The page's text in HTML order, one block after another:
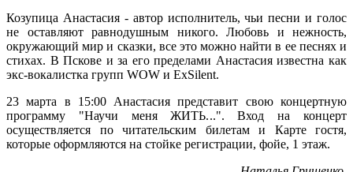
Козупица Анастасия - автор исполнитель, чьи песни и голос
не оставляют равнодушным никого. Любовь и нежность,
окружающий мир и сказки, все это можно найти в ее песнях и
стихах. В Пскове и за его пределами Анастасия известна как
экс-вокалистка групп WOW и ExSilent.
23 марта в 15:00 Анастасия представит свою концертную
программу "Научи меня ЖИТЬ...". Вход на концерт
осуществляется по читательским билетам и Карте гостя,
которые оформляются на стойке регистрации, фойе, 1 этаж.